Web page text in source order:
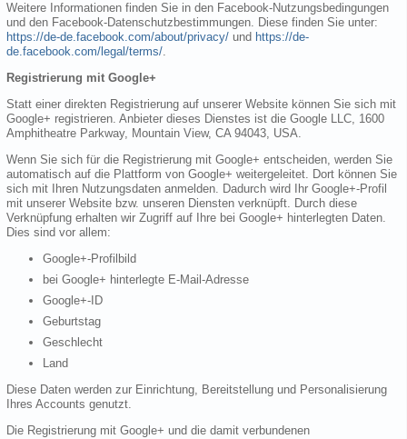
Weitere Informationen finden Sie in den Facebook-Nutzungsbedingungen
und den Facebook-Datenschutzbestimmungen. Diese finden Sie unter:
https://de-de.facebook.com/about/privacy/ und https://de-
de.facebook.com/legal/terms/.
Registrierung mit Google+
Statt einer direkten Registrierung auf unserer Website können Sie sich mit
Google+ registrieren. Anbieter dieses Dienstes ist die Google LLC, 1600
Amphitheatre Parkway, Mountain View, CA 94043, USA.
Wenn Sie sich für die Registrierung mit Google+ entscheiden, werden Sie
automatisch auf die Plattform von Google+ weitergeleitet. Dort können Sie
sich mit Ihren Nutzungsdaten anmelden. Dadurch wird Ihr Google+-Profil
mit unserer Website bzw. unseren Diensten verknüpft. Durch diese
Verknüpfung erhalten wir Zugriff auf Ihre bei Google+ hinterlegten Daten.
Dies sind vor allem:
Google+-Profilbild
bei Google+ hinterlegte E-Mail-Adresse
Google+-ID
Geburtstag
Geschlecht
Land
Diese Daten werden zur Einrichtung, Bereitstellung und Personalisierung
Ihres Accounts genutzt.
Die Registrierung mit Google+ und die damit verbundenen